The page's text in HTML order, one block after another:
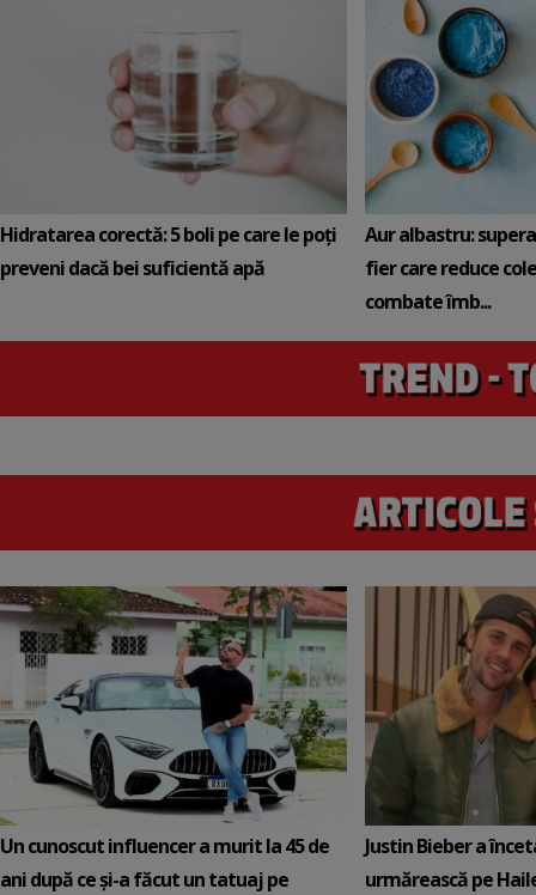
Hidratarea corectă: 5 boli pe care le poți
preveni dacă bei suficientă apă
Aur albastru:
fier care reduce
combate îmb...
Un cunoscut influencer a murit la 45 de
ani după ce și-a făcut un tatuaj pe
Justin Bieber a
urmărească pe